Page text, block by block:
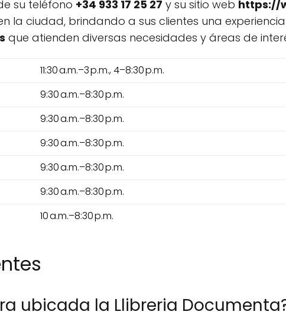
su teléfono +34 933 17 25 27 y su sitio web https://
la ciudad, brindando a sus clientes una
que atienden diversas necesidades y áreas de
11:30 a.m.–3 p.m., 4–8:30 p.m.
9:30 a.m.–8:30 p.m.
9:30 a.m.–8:30 p.m.
9:30 a.m.–8:30 p.m.
9:30 a.m.–8:30 p.m.
9:30 a.m.–8:30 p.m.
10 a.m.–8:30 p.m.
ubicada la Llibreria